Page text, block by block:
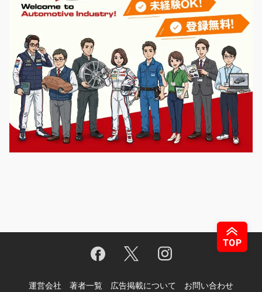
運営会社 著者一覧 広告掲載について お問い合わせ